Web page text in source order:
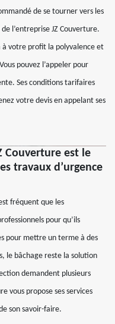
de se tourner vers les
l’entreprise JZ Couverture.
votre profit la polyvalence et
pouvez l’appeler pour
Ses conditions tarifaires
votre devis en appelant ses
Couverture est le
travaux d’urgence
fréquent que les
pour qu’ils
pour mettre un terme à des
le bâchage reste la solution
demandent plusieurs
vous propose ses services
son savoir-faire.